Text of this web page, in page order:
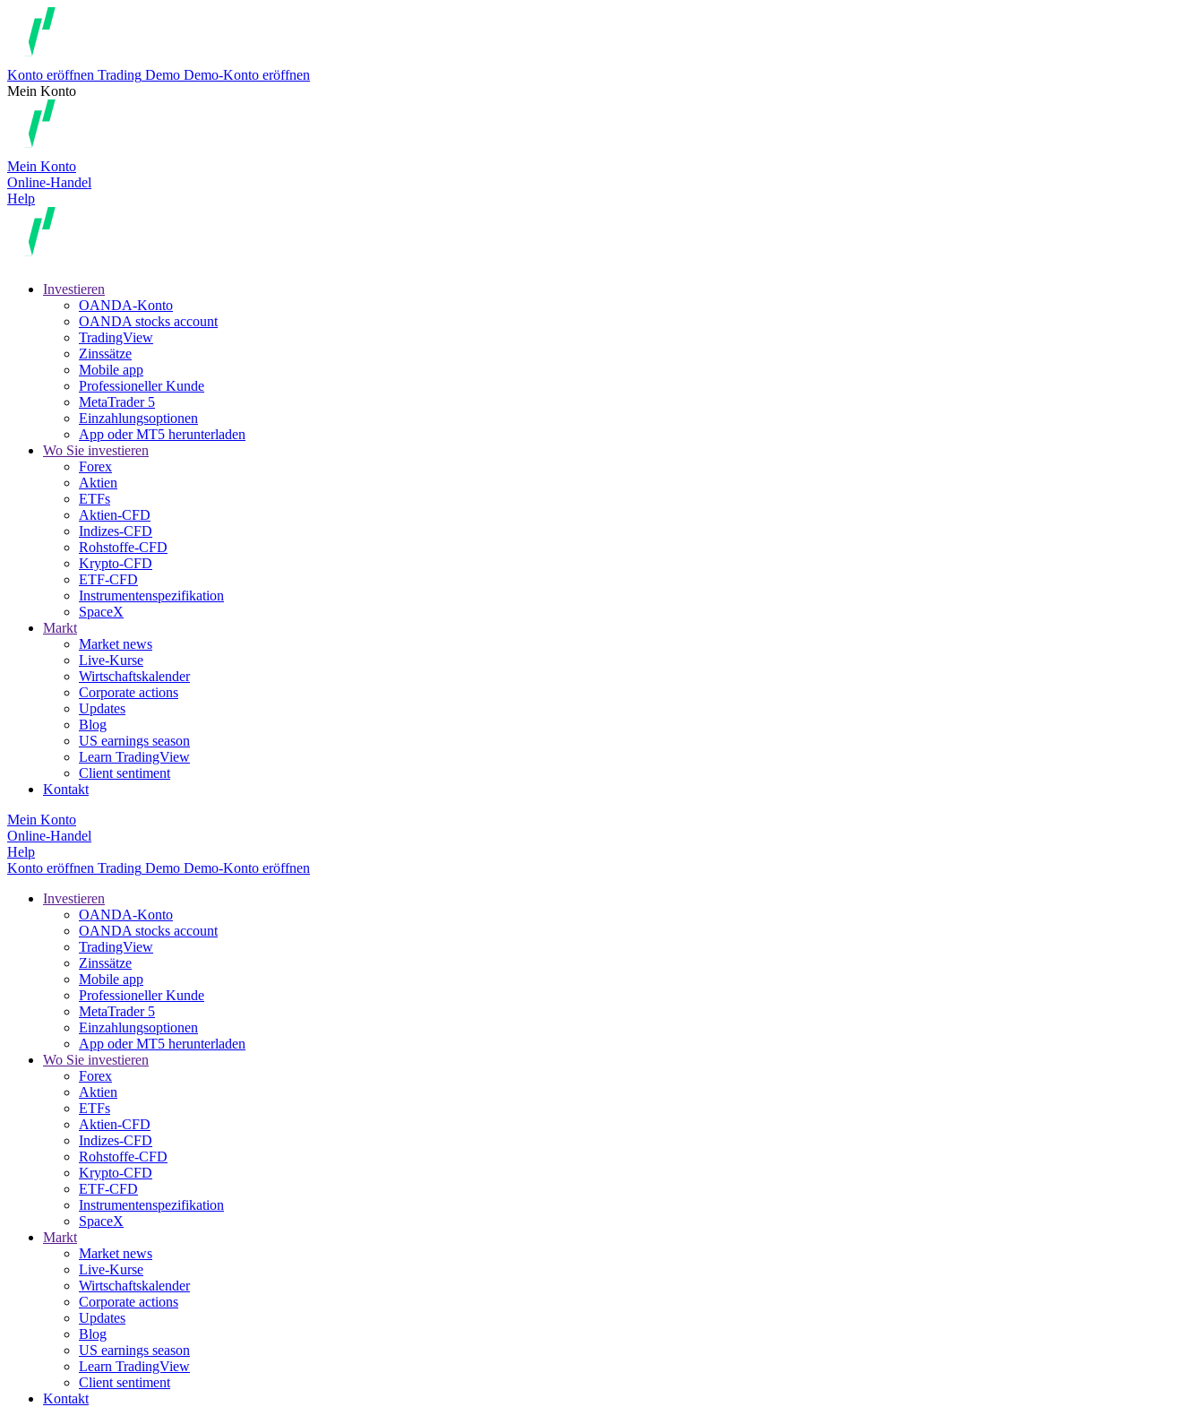
Konto eröffnen Trading Demo Demo-Konto eröffnen
Mein Konto
Mein Konto
Online-Handel
Help
Investieren
OANDA-Konto
OANDA stocks account
TradingView
Zinssätze
Mobile app
Professioneller Kunde
MetaTrader 5
Einzahlungsoptionen
App oder MT5 herunterladen
Wo Sie investieren
Forex
Aktien
ETFs
Aktien-CFD
Indizes-CFD
Rohstoffe-CFD
Krypto-CFD
ETF-CFD
Instrumentenspezifikation
SpaceX
Markt
Market news
Live-Kurse
Wirtschaftskalender
Corporate actions
Updates
Blog
US earnings season
Learn TradingView
Client sentiment
Kontakt
Mein Konto
Online-Handel
Help
Konto eröffnen Trading Demo Demo-Konto eröffnen
Investieren
OANDA-Konto
OANDA stocks account
TradingView
Zinssätze
Mobile app
Professioneller Kunde
MetaTrader 5
Einzahlungsoptionen
App oder MT5 herunterladen
Wo Sie investieren
Forex
Aktien
ETFs
Aktien-CFD
Indizes-CFD
Rohstoffe-CFD
Krypto-CFD
ETF-CFD
Instrumentenspezifikation
SpaceX
Markt
Market news
Live-Kurse
Wirtschaftskalender
Corporate actions
Updates
Blog
US earnings season
Learn TradingView
Client sentiment
Kontakt